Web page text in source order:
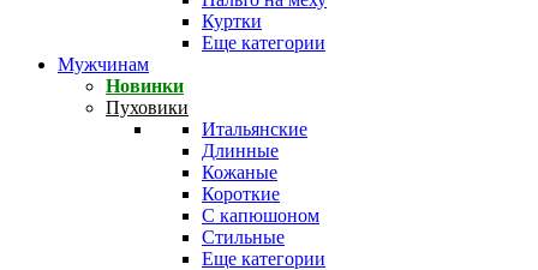
Куртки
Еще категории
Мужчинам
Новинки
Пуховики
Итальянские
Длинные
Кожаные
Короткие
С капюшоном
Стильные
Еще категории